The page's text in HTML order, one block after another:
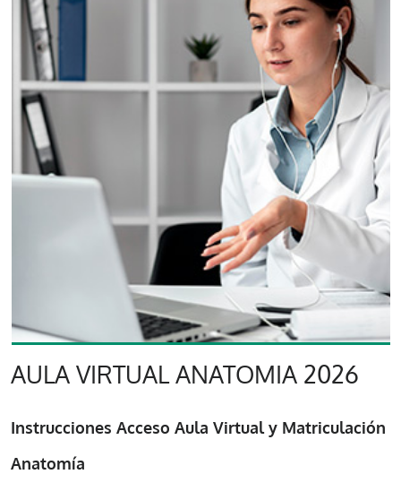
AULA VIRTUAL ANATOMIA 2026
Instrucciones Acceso Aula Virtual y Matriculación
Anatomía